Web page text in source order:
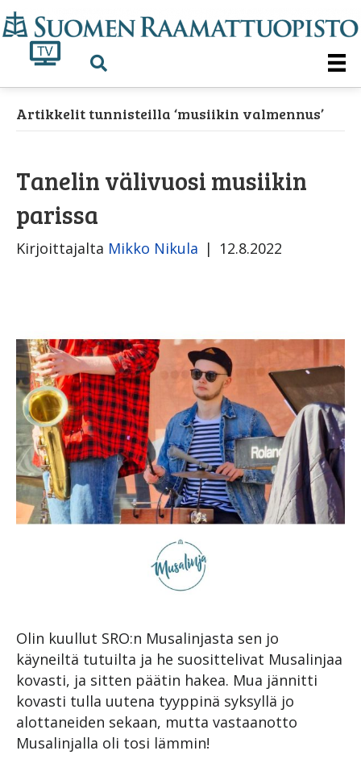
Artikkelit tunnisteilla ‘musiikin valmennus’
Tanelin välivuosi musiikin
parissa
Kirjoittajalta Mikko Nikula | 12.8.2022
Olin kuullut SRO:n Musalinjasta sen jo
käyneiltä tutuilta ja he suosittelivat Musalinjaa
kovasti, ja sitten päätin hakea. Mua jännitti
kovasti tulla uutena tyyppinä syksyllä jo
alottaneiden sekaan, mutta vastaanotto
Musalinjalla oli tosi lämmin!